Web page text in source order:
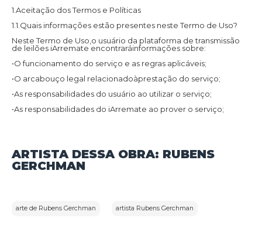
1.Aceitação dos Termos e Políticas
1.1.Quais informações estão presentes neste Termo de Uso?
Neste Termo de Uso,o usuário da plataforma de transmissão
de leilões iArremate encontraráinformações sobre:
•O funcionamento do serviço e as regras aplicáveis;
•O arcabouço legal relacionadoàprestação do serviço;
•As responsabilidades do usuário ao utilizar o serviço;
•As responsabilidades do iArremate ao prover o serviço;
deste Termo de Uso tenham sido violadas.
Além disso,na Política de Privacidade,o usuário da plataforma
dados.
ARTISTA DESSA OBRA: RUBENS
GERCHMAN
arte de Rubens Gerchman artista Rubens Gerchman